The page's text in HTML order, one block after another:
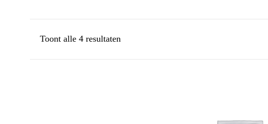
Toont alle 4 resultaten